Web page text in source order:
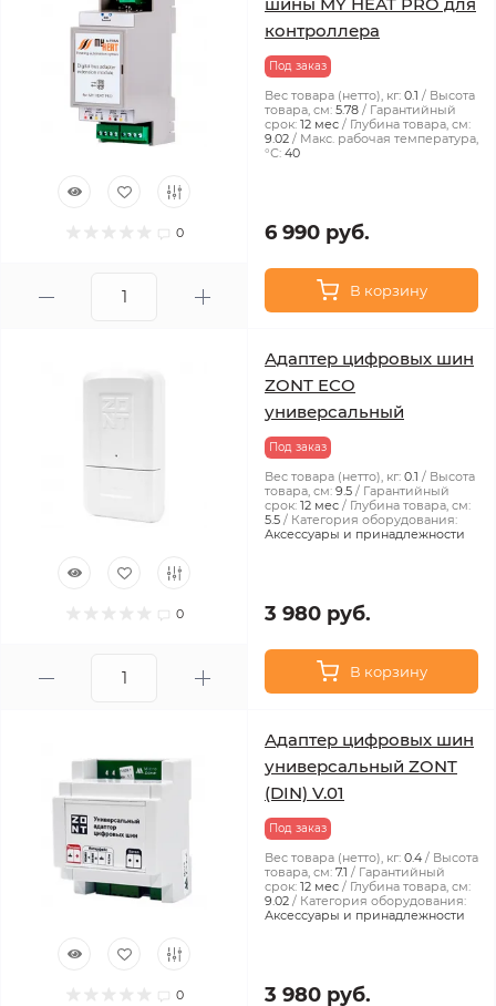
0
контроллера
Под заказ
Вес товара (нетто), кг: 0.1
Высота
товара, см: 5.78
Гарантийный
срок: 12 мес
Глубина товара, см:
9.02
Макс. рабочая температура,
°С: 40
6 990 руб.
В корзину
0
Адаптер цифровых шин
ZONT ECO
универсальный
Под заказ
Вес товара (нетто), кг: 0.1
Высота
товара, см: 9.5
Гарантийный
срок: 12 мес
Глубина товара, см:
5.5
Категория оборудования:
Аксессуары и принадлежности
3 980 руб.
В корзину
0
Адаптер цифровых шин
универсальный ZONT
(DIN) V.01
Под заказ
Вес товара (нетто), кг: 0.4
Высота
товара, см: 7.1
Гарантийный
срок: 12 мес
Глубина товара, см:
9.02
Категория оборудования:
Аксессуары и принадлежности
3 980 руб.